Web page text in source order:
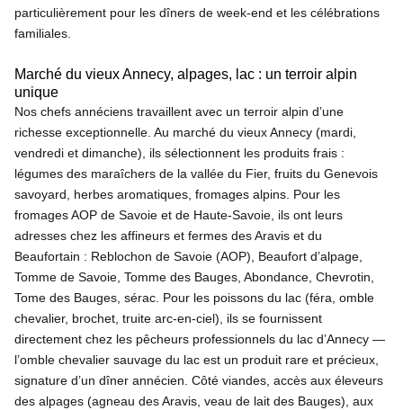
particulièrement pour les dîners de week-end et les célébrations
familiales.
Marché du vieux Annecy, alpages, lac : un terroir alpin
unique
Nos chefs annéciens travaillent avec un terroir alpin d’une
richesse exceptionnelle. Au marché du vieux Annecy (mardi,
vendredi et dimanche), ils sélectionnent les produits frais :
légumes des maraîchers de la vallée du Fier, fruits du Genevois
savoyard, herbes aromatiques, fromages alpins. Pour les
fromages AOP de Savoie et de Haute-Savoie, ils ont leurs
adresses chez les affineurs et fermes des Aravis et du
Beaufortain : Reblochon de Savoie (AOP), Beaufort d’alpage,
Tomme de Savoie, Tomme des Bauges, Abondance, Chevrotin,
Tome des Bauges, sérac. Pour les poissons du lac (féra, omble
chevalier, brochet, truite arc-en-ciel), ils se fournissent
directement chez les pêcheurs professionnels du lac d’Annecy —
l’omble chevalier sauvage du lac est un produit rare et précieux,
signature d’un dîner annécien. Côté viandes, accès aux éleveurs
des alpages (agneau des Aravis, veau de lait des Bauges), aux